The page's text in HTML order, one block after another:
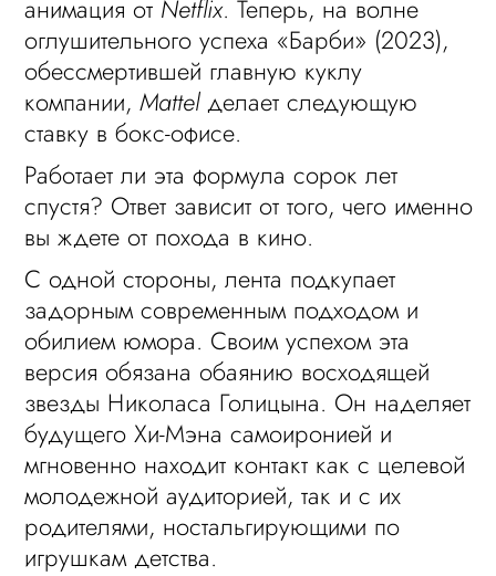
анимация от Netflix. Теперь, на волне
оглушительного успеха «Барби» (2023),
обессмертившей главную куклу
компании,Mattelделает следующую
ставку в бокс-офисе.
Работает ли эта формула сорок лет
спустя? Ответ зависит от того, чего именно
вы ждете от похода в кино.
С одной стороны, лента подкупает
задорным современным подходом и
обилием юмора. Своим успехом эта
версия обязана обаянию восходящей
звезды Николаса Голицына. Он наделяет
будущего Хи-Мэна самоиронией и
мгновенно находит контакт как с целевой
молодежной аудиторией, так и с их
родителями, ностальгирующими по
игрушкам детства.